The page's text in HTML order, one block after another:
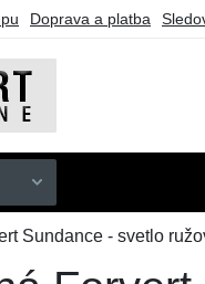
Doprava a platba
Sundance - svetlo